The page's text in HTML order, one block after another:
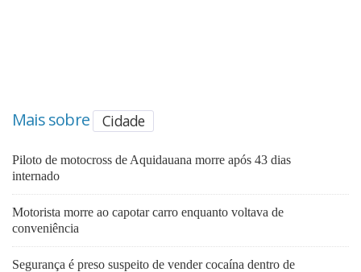
Mais sobre Cidade
Piloto de motocross de Aquidauana morre após 43 dias
internado
Motorista morre ao capotar carro enquanto voltava de
conveniência
Segurança é preso suspeito de vender cocaína dentro de